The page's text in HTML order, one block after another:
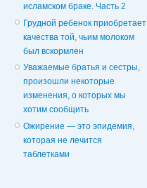
исламском браке. Часть 2
Грудной ребенок приобретает
качества той, чьим молоком
был вскормлен
Уважаемые братья и сестры,
произошли некоторые
изменения, о которых мы
хотим сообщить
Ожирение — это эпидемия,
которая не лечится
таблетками